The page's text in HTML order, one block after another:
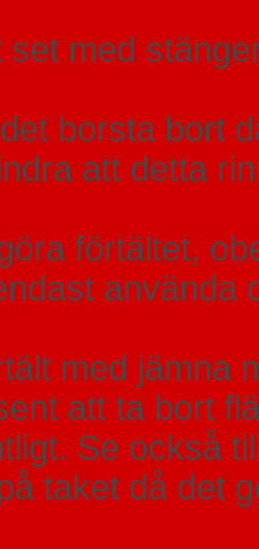
set med
borsta bort
att detta
förtältet,
med jämna
att ta bort
Se också
taket då det